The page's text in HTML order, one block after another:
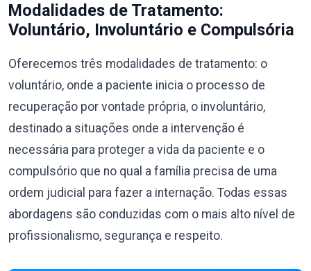
Modalidades de Tratamento:
Voluntário, Involuntário e Compulsória
Oferecemos três modalidades de tratamento: o
voluntário, onde a paciente inicia o processo de
recuperação por vontade própria, o involuntário,
destinado a situações onde a intervenção é
necessária para proteger a vida da paciente e o
compulsório que no qual a família precisa de uma
ordem judicial para fazer a internação. Todas essas
abordagens são conduzidas com o mais alto nível de
profissionalismo, segurança e respeito.